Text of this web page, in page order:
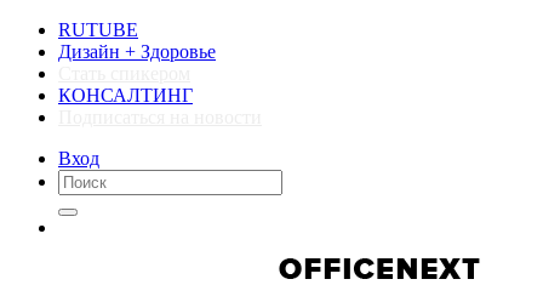
RUTUBE
Дизайн + Здоровье
КОНСАЛТИНГ
Вход